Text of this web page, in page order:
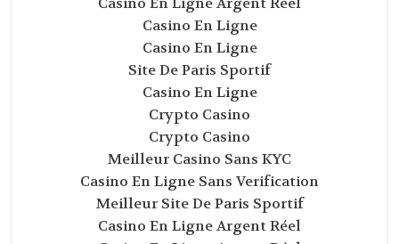
Casino En Ligne
Casino En Ligne
Site De Paris Sportif
Casino En Ligne
Crypto Casino
Crypto Casino
Meilleur Casino Sans KYC
Casino En Ligne Sans Verification
Meilleur Site De Paris Sportif
Casino En Ligne Argent Réel